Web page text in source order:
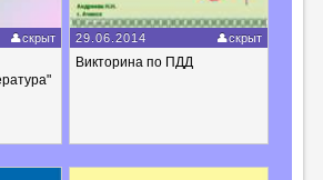
скрыт 29.06.2014 скрыт
Викторина по ПДД